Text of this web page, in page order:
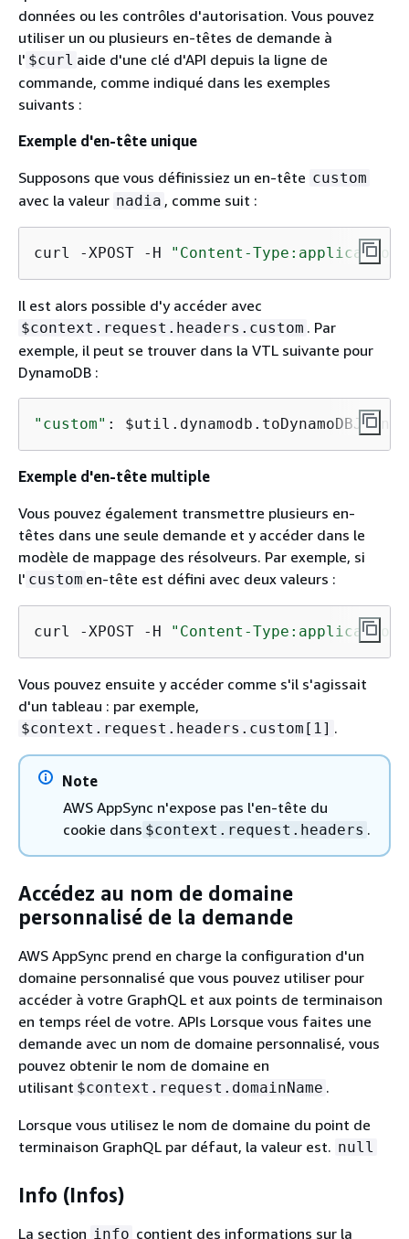
données ou les contrôles d'autorisation. Vous pouvez
utiliser un ou plusieurs en-têtes de demande à
l' $curl aide d'une clé d'API depuis la ligne de
commande, comme indiqué dans les exemples
suivants :
Exemple d'en-tête unique
Supposons que vous définissiez un en-tête custom
avec la valeur nadia , comme suit :
curl -XPOST -H "Content-
Il est alors possible d'y accéder avec
$context.request.headers.custom . Par
exemple, il peut se trouver dans la VTL suivante pour
DynamoDB :
"custom" :
Exemple d'en-tête multiple
Vous pouvez également transmettre plusieurs en-
têtes dans une seule demande et y accéder dans le
modèle de mappage des résolveurs. Par exemple, si
l' custom en-tête est défini avec deux valeurs :
curl -XPOST -H "Content-
Vous pouvez ensuite y accéder comme s'il s'agissait
d'un tableau : par exemple,
$context.request.headers.custom[1] .
Note
AWS AppSync n'expose pas l'en-tête du
cookie dans $context.request.headers .
Accédez au nom de domaine
personnalisé de la demande
AWS AppSync prend en charge la configuration d'un
domaine personnalisé que vous pouvez utiliser pour
accéder à votre GraphQL et aux points de terminaison
en temps réel de votre. APIs Lorsque vous faites une
demande avec un nom de domaine personnalisé, vous
pouvez obtenir le nom de domaine en
utilisant $context.request.domainName .
Lorsque vous utilisez le nom de domaine du point de
terminaison GraphQL par défaut, la valeur est. null
Info (Infos)
La section info contient des informations sur la